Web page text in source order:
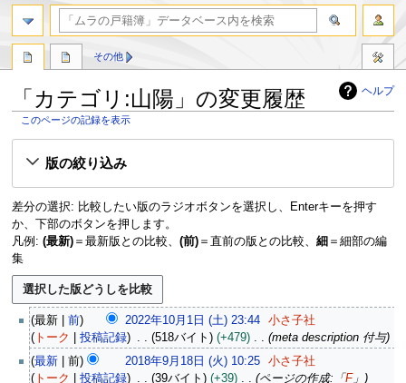
ヘルプ
「カテゴリ:山陽」の変更履歴
このページの記録を表示
シ
ョ
ン
に
動
動
版の絞り込み
差分の選択: 比較したい版のラジオボタンを選択し、Enterキーを押す
か、下部のボタンを押します。
凡例: (最新)＝最新版との比較、 (前)＝直前の版との比較、 細 ＝細部の編
集
最新 前 2022年10月1日 (土) 23:44
小さ子社
トーク
投稿記録 518バイト +479 meta description 付与
最新 前 2018年9月18日 (火) 10:25
小さ子社
トーク
投稿記録 39バイト +39 ページの作成:「F」
その他
検索